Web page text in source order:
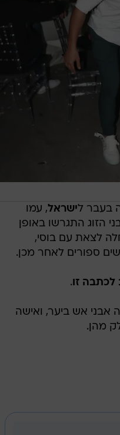
ישראל, עמו
הזוג התגרשו באופן
לצאת עם בוסי,
לכתבה זו.
אבני אש ביער, ואישה
מהן.